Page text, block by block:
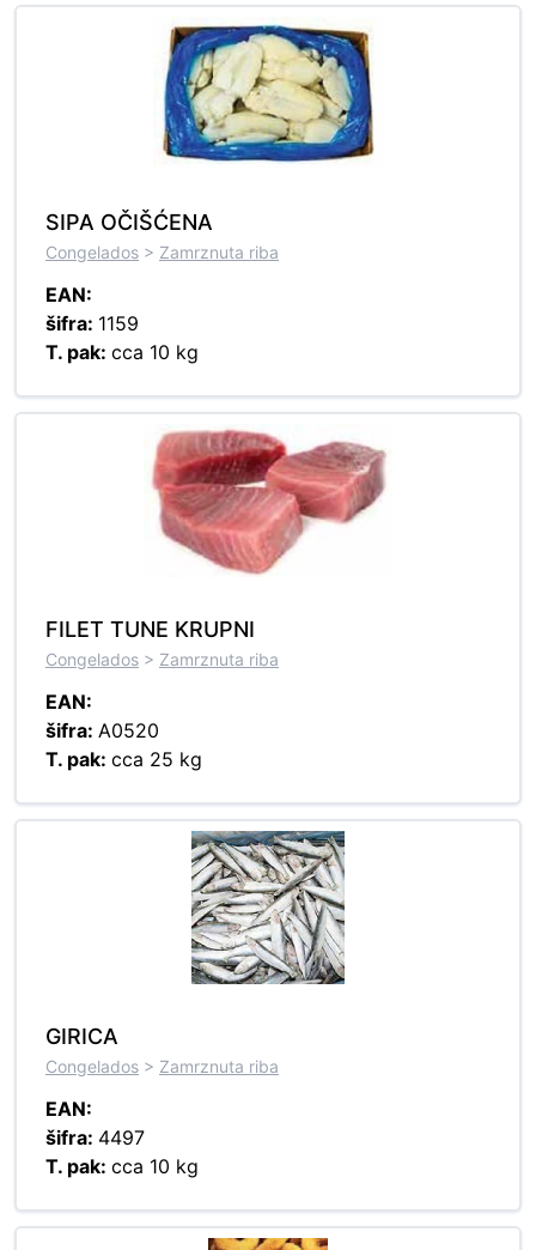
SIPA OČIŠĆENA
Congelados > Zamrznuta riba
EAN:
šifra: 1159
T. pak: cca 10 kg
FILET TUNE KRUPNI
Congelados > Zamrznuta riba
EAN:
šifra: A0520
T. pak: cca 25 kg
GIRICA
Congelados > Zamrznuta riba
EAN:
šifra: 4497
T. pak: cca 10 kg